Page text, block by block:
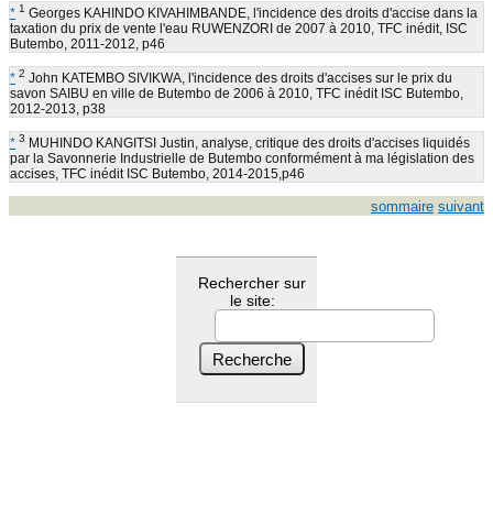
* 1 Georges KAHINDO KIVAHIMBANDE, l'incidence des droits d'accise dans la
taxation du prix de vente l'eau RUWENZORI de 2007 à 2010, TFC inédit, ISC
Butembo, 2011-2012, p46
* 2 John KATEMBO SIVIKWA, l'incidence des droits d'accises sur le prix du
savon SAIBU en ville de Butembo de 2006 à 2010, TFC inédit ISC Butembo,
2012-2013, p38
* 3 MUHINDO KANGITSI Justin, analyse, critique des droits d'accises liquidés
par la Savonnerie Industrielle de Butembo conformément à ma législation des
accises, TFC inédit ISC Butembo, 2014-2015,p46
sommaire suivant
Rechercher sur
le site: